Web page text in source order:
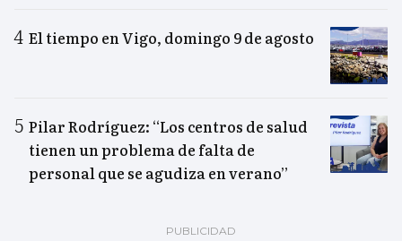
El tiempo en Vigo, domingo 9 de agosto
Pilar Rodríguez: “Los centros de salud
tienen un problema de falta de
personal que se agudiza en verano”